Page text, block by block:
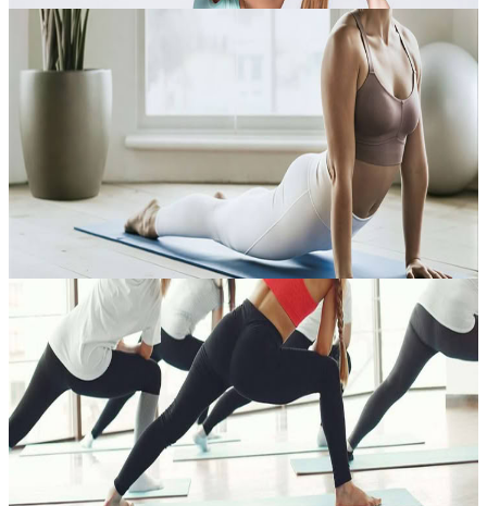
Power Vinyasa Yoga
Il Power Vinyasa Yoga è una pratica moderna e dinamica, nata negli
anni ’90 e ispirata all’Ashtanga Yoga tradizionale, da cui riprende
l’energia e la disciplina trasformandole in una forma più fluida....
150,00 €
Contatta l'organizzatore per le date disponibili
Marrakech, Marocco
Vinyasa Flow – La sinfonia di corpo e respiro
In questo incontro, movimento e respiro si intrecciano come in una
composizione armoniosa: ogni postura entra a far parte di un flusso
continuo, guidato da inspirazioni ed espirazioni che
accompagnano...